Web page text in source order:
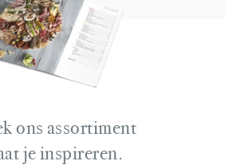
ons assortiment
je inspireren.